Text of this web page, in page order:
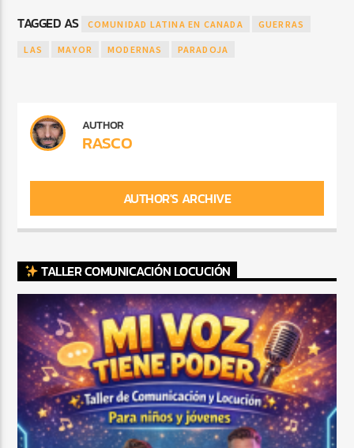
TAGGED AS COMUNIDAD LATINA EN CANADA GUERRAS
LAS MAYOR MODERNAS PARADOJA
AUTHOR
RASCO
AUTHOR'S ARCHIVE
TALLER COMUNICACIÓN LOCUCIÓN